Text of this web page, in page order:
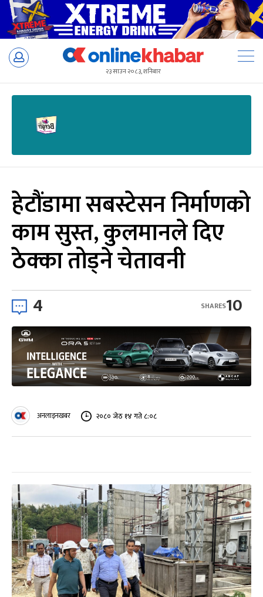
Skip
२३ साउन २०८३, शनिबार
हेटौंडामा सबस्टेसन निर्माणको
काम सुस्त, कुलमानले दिए
ठेक्का तोड्ने चेतावनी
4 10
SHARES
अनलाइनखबर २०८० जेठ १४ गते ८:०८